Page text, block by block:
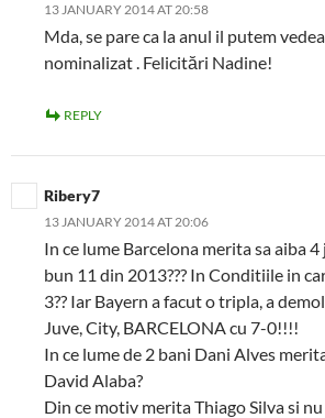
13 JANUARY 2014 AT 20:58
Mda, se pare ca la anul il putem
nominalizat . Felicitări Nadine!
REPLY
Ribery7
13 JANUARY 2014 AT 20:06
In ce lume Barcelona merita sa aiba
bun 11 din 2013??? In Conditiile in
3?? Iar Bayern a facut o tripla, a
Juve, City, BARCELONA cu 7-0!!!!
In ce lume de 2 bani Dani Alves
David Alaba?
Din ce motiv merita Thiago Silva si